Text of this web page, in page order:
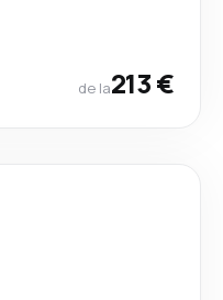
de la213 €